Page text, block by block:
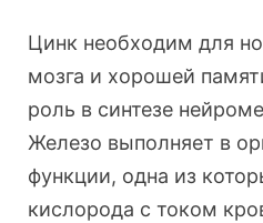
Цинк необходим для
мозга и хорошей
роль в синтезе
Железо выполняет в
функции, одна из
кислорода с током